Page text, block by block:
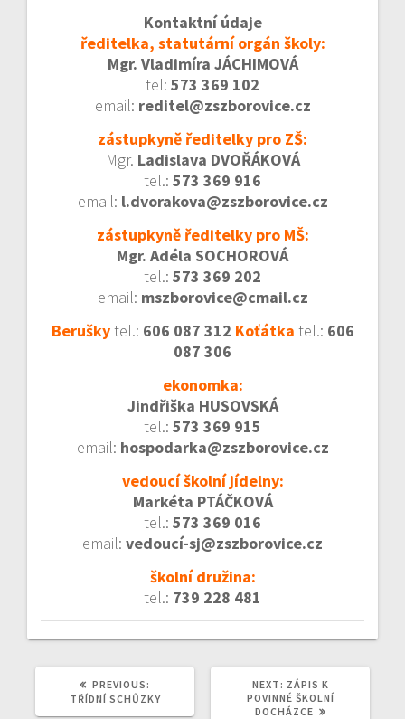
Kontaktní údaje
ředitelka, statutární orgán školy:
Mgr. Vladimíra JÁCHIMOVÁ
tel: 573 369 102
email: reditel@zszborovice.cz
zástupkyně ředitelky pro ZŠ:
Mgr. Ladislava DVOŘÁKOVÁ
tel.: 573 369 916
email: l.dvorakova@zszborovice.cz
zástupkyně ředitelky pro MŠ:
Mgr. Adéla SOCHOROVÁ
tel.: 573 369 202
email: mszborovice@cmail.cz
Beruškytel.: 606 087 312 Koťátka tel.: 606
087 306
ekonomka:
Jindřiška HUSOVSKÁ
tel.: 573 369 915
email: hospodarka@zszborovice.cz
vedoucí školní jídelny:
Markéta PTÁČKOVÁ
tel.: 573 369 016
email: vedoucí-sj@zszborovice.cz
školní družina:
tel.: 739 228 481
PREVIOUS:
POST:
TŘÍDNÍ SCHŮZKY
NEXT: NEXT
POST:
ZÁPIS K
POVINNÉ ŠKOLNÍ
DOCHÁZCE